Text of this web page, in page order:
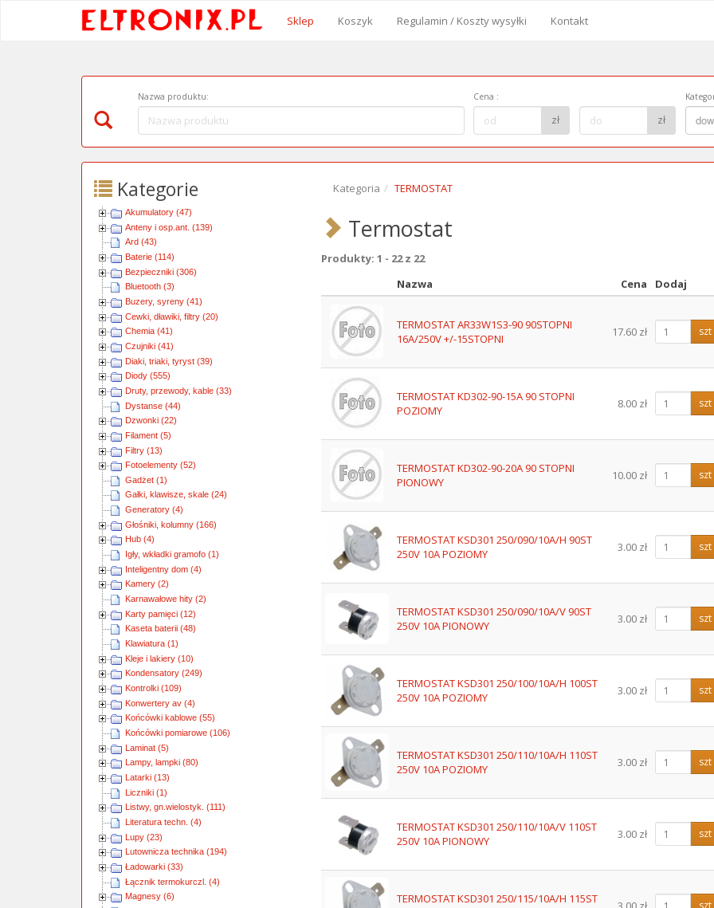
Sklep Koszyk Regulamin / Koszty wysyłki Kontakt
Nazwa produktu: Cena od
:
zł
do:
zł
Kategorie
Akumulatory (47)
Anteny i osp.ant. (139)
Ard (43)
Baterie (114)
Bezpieczniki (306)
Bluetooth (3)
Buzery, syreny (41)
Cewki, dławiki, filtry (20)
Chemia (41)
Czujniki (41)
Diaki, triaki, tyryst (39)
Diody (555)
Druty, przewody, kable (33)
Dystanse (44)
Dzwonki (22)
Filament (5)
Filtry (13)
Fotoelementy (52)
Gadżet (1)
Gałki, klawisze, skale (24)
Generatory (4)
Głośniki, kolumny (166)
Hub (4)
Igły, wkładki gramofo (1)
Inteligentny dom (4)
Kamery (2)
Karnawałowe hity (2)
Karty pamięci (12)
Kaseta baterii (48)
Klawiatura (1)
Kleje i lakiery (10)
Kondensatory (249)
Kontrolki (109)
Konwertery av (4)
Końcówki kablowe (55)
Końcówki pomiarowe (106)
Laminat (5)
Lampy, lampki (80)
Latarki (13)
Liczniki (1)
Listwy, gn.wielostyk. (111)
Literatura techn. (4)
Lupy (23)
Lutownicza technika (194)
Ładowarki (33)
Łącznik termokurczl. (4)
Magnesy (6)
Kategoria TERMOSTAT
Termostat
Produkty: 1 - 22 z 22
Obraz
Nazwa Cena Dodaj
TERMOSTAT AR33W1S3-90 90STOPNI
16A/250V +/-15STOPNI
17.60 zł szt
TERMOSTAT KD302-90-15A 90 STOPNI
POZIOMY
8.00 zł szt
TERMOSTAT KD302-90-20A 90 STOPNI
PIONOWY
10.00 zł szt
TERMOSTAT KSD301 250/090/10A/H 90ST
250V 10A POZIOMY
3.00 zł szt
TERMOSTAT KSD301 250/090/10A/V 90ST
250V 10A PIONOWY
3.00 zł szt
TERMOSTAT KSD301 250/100/10A/H 100ST
250V 10A POZIOMY
3.00 zł szt
TERMOSTAT KSD301 250/110/10A/H 110ST
250V 10A POZIOMY
3.00 zł szt
TERMOSTAT KSD301 250/110/10A/V 110ST
250V 10A PIONOWY
3.00 zł szt
TERMOSTAT KSD301 250/115/10A/H 115ST
szt